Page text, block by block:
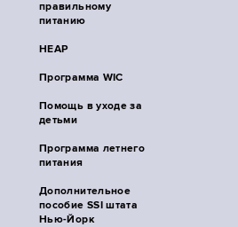
правильному
питанию
HEAP
Программа WIC
Помощь в уходе за
детьми
Программа летнего
питания
Дополнительное
пособие SSI штата
Нью-Йорк